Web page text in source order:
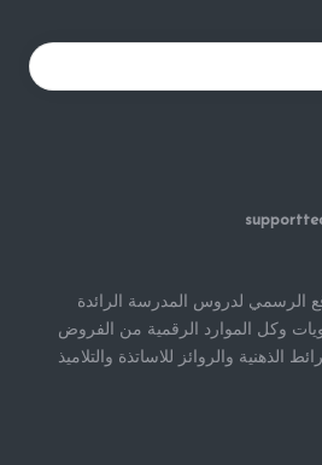
الرسمي لدروس المدرسة الرائدة
وكل الموارد الرقمية من الفروض
الذهنية والروائز للاساتذة والتلاميذ